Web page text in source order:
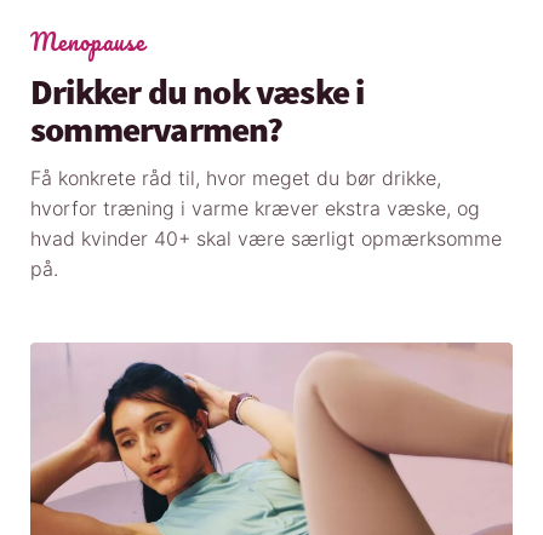
Menopause
Drikker du nok væske i
sommervarmen?
Få konkrete råd til, hvor meget du bør drikke,
hvorfor træning i varme kræver ekstra væske, og
hvad kvinder 40+ skal være særligt opmærksomme
på.